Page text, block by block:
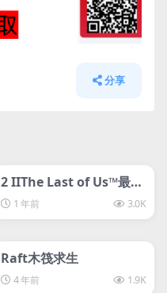
分享
svip专属
2 IIThe Last of Us™最后
生还者最后生还者2：重
制版/美国末日2/The Las
red
1 年前 3.0K
Raft木筏求生
4 年前 1.9K